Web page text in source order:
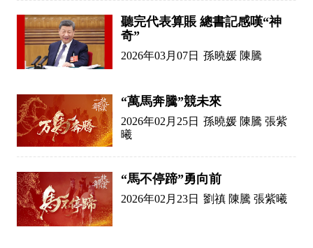
聽完代表算賬 總書記感嘆“神
奇”
2026年03月07日 孫曉媛 陳騰
“萬馬奔騰”競未來
2026年02月25日
孫曉媛 陳騰 張紫
曦
“馬不停蹄”勇向前
2026年02月23日 劉禛 陳騰 張紫曦